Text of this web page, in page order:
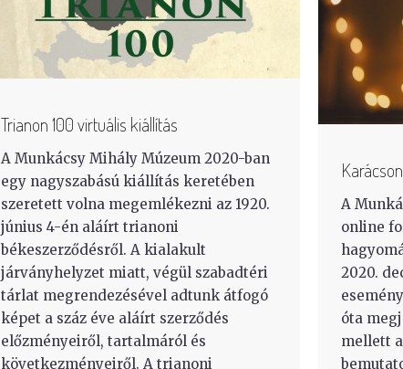
Trianon 100 virtuális kiállítás
A Munkácsy Mihály Múzeum 2020-ban
egy nagyszabású kiállítás keretében
szeretett volna megemlékezni az 1920.
június 4-én aláírt trianoni
békeszerződésről. A kialakult
járványhelyzet miatt, végül szabadtéri
tárlat megrendezésével adtunk átfogó
képet a száz éve aláírt szerződés
előzményeiről, tartalmáról és
következményeiről. A trianoni
A
online
2020.
óta
mellett